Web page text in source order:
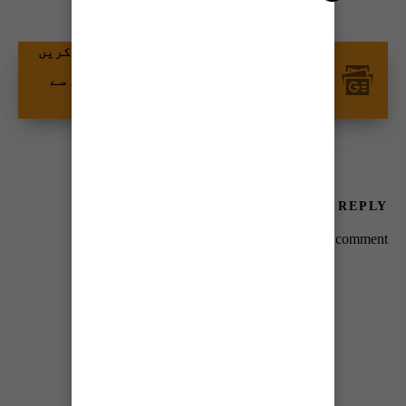
گوگل نیوز پر ٹائمز آف کراچی کو فالو کریں
اور اپنی پسندیدہ مواد کو زیادہ تیزی سے
LEAVE A REPLY
to post a comment.